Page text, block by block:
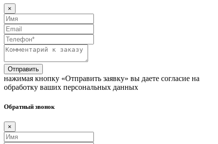
×
Отправить
нажимая кнопку «Отправить заявку» вы даете согласие на
обработку ваших персональных данных
Обратный звонок
×